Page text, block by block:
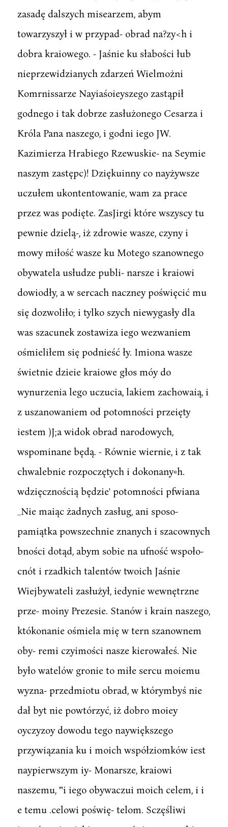
zasadę dalszych misearzem, abym
towarzyszył i w przypad- obrad na?zy<h i
dobra kraiowego. - Jaśnie ku słabości łub
nieprzewidzianych zdarzeń Wielmożni
Komrnissarze Nayiaśoieyszego zastąpił
godnego i tak dobrze zasłużonego Cesarza i
Króla Pana naszego, i godni iego JW.
Kazimierza Hrabiego Rzewuskie- na Seymie
naszym zastępc)! Dziękuinny co nayżywsze
uczułem ukontentowanie, wam za prace
przez was podięte. ZasJirgi które wszyscy tu
pewnie dzielą-, iż zdrowie wasze, czyny i
mowy miłość wasze ku Motego szanownego
obywatela usłudze publi- narsze i kraiowi
dowiodły, a w sercach naczney poświęcić mu
się dozwoliło; i tylko szych niewygasły dla
was szacunek zostawiza iego wezwaniem
ośmieliłem się podnieść ły. Imiona wasze
świetnie dzieie kraiowe głos móy do
wynurzenia lego uczucia, lakiem zachowaią, i
z uszanowaniem od potomności przeięty
iestem )J;a widok obrad narodowych,
wspominane będą. - Równie wiernie, i z tak
chwalebnie rozpoczętych i dokonany«h.
wdzięcznością będzie' potomności pfwiana
_Nie maiąc żadnych zasług, ani sposo-
pamiątka powszechnie znanych i szacownych
bności dotąd, abym sobie na ufność wspoło-
cnót i rzadkich talentów twoich Jaśnie
Wiejbywateli zasłużył, iedynie wewnętrzne
prze- moiny Prezesie. Stanów i krain naszego,
któkonanie ośmiela mię w tern szanownem
oby- remi czyimości nasze kierowałeś. Nie
było watelów gronie to miłe sercu moiemu
wyzna- przedmiotu obrad, w którymbyś nie
dał byt nie powtórzyć, iż dobro moiey
oyczyzoy dowodu tego naywiększego
przywiązania ku i moich współziomków iest
naypierwszym iy- Monarsze, kraiowi
naszemu, "'i iego obywaczui moich celem, i i
e temu .celowi poświę- telom. Sczęśliwi